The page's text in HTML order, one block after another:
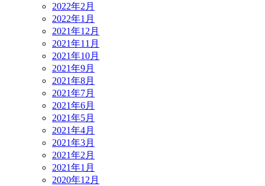
2022年2月
2022年1月
2021年12月
2021年11月
2021年10月
2021年9月
2021年8月
2021年7月
2021年6月
2021年5月
2021年4月
2021年3月
2021年2月
2021年1月
2020年12月